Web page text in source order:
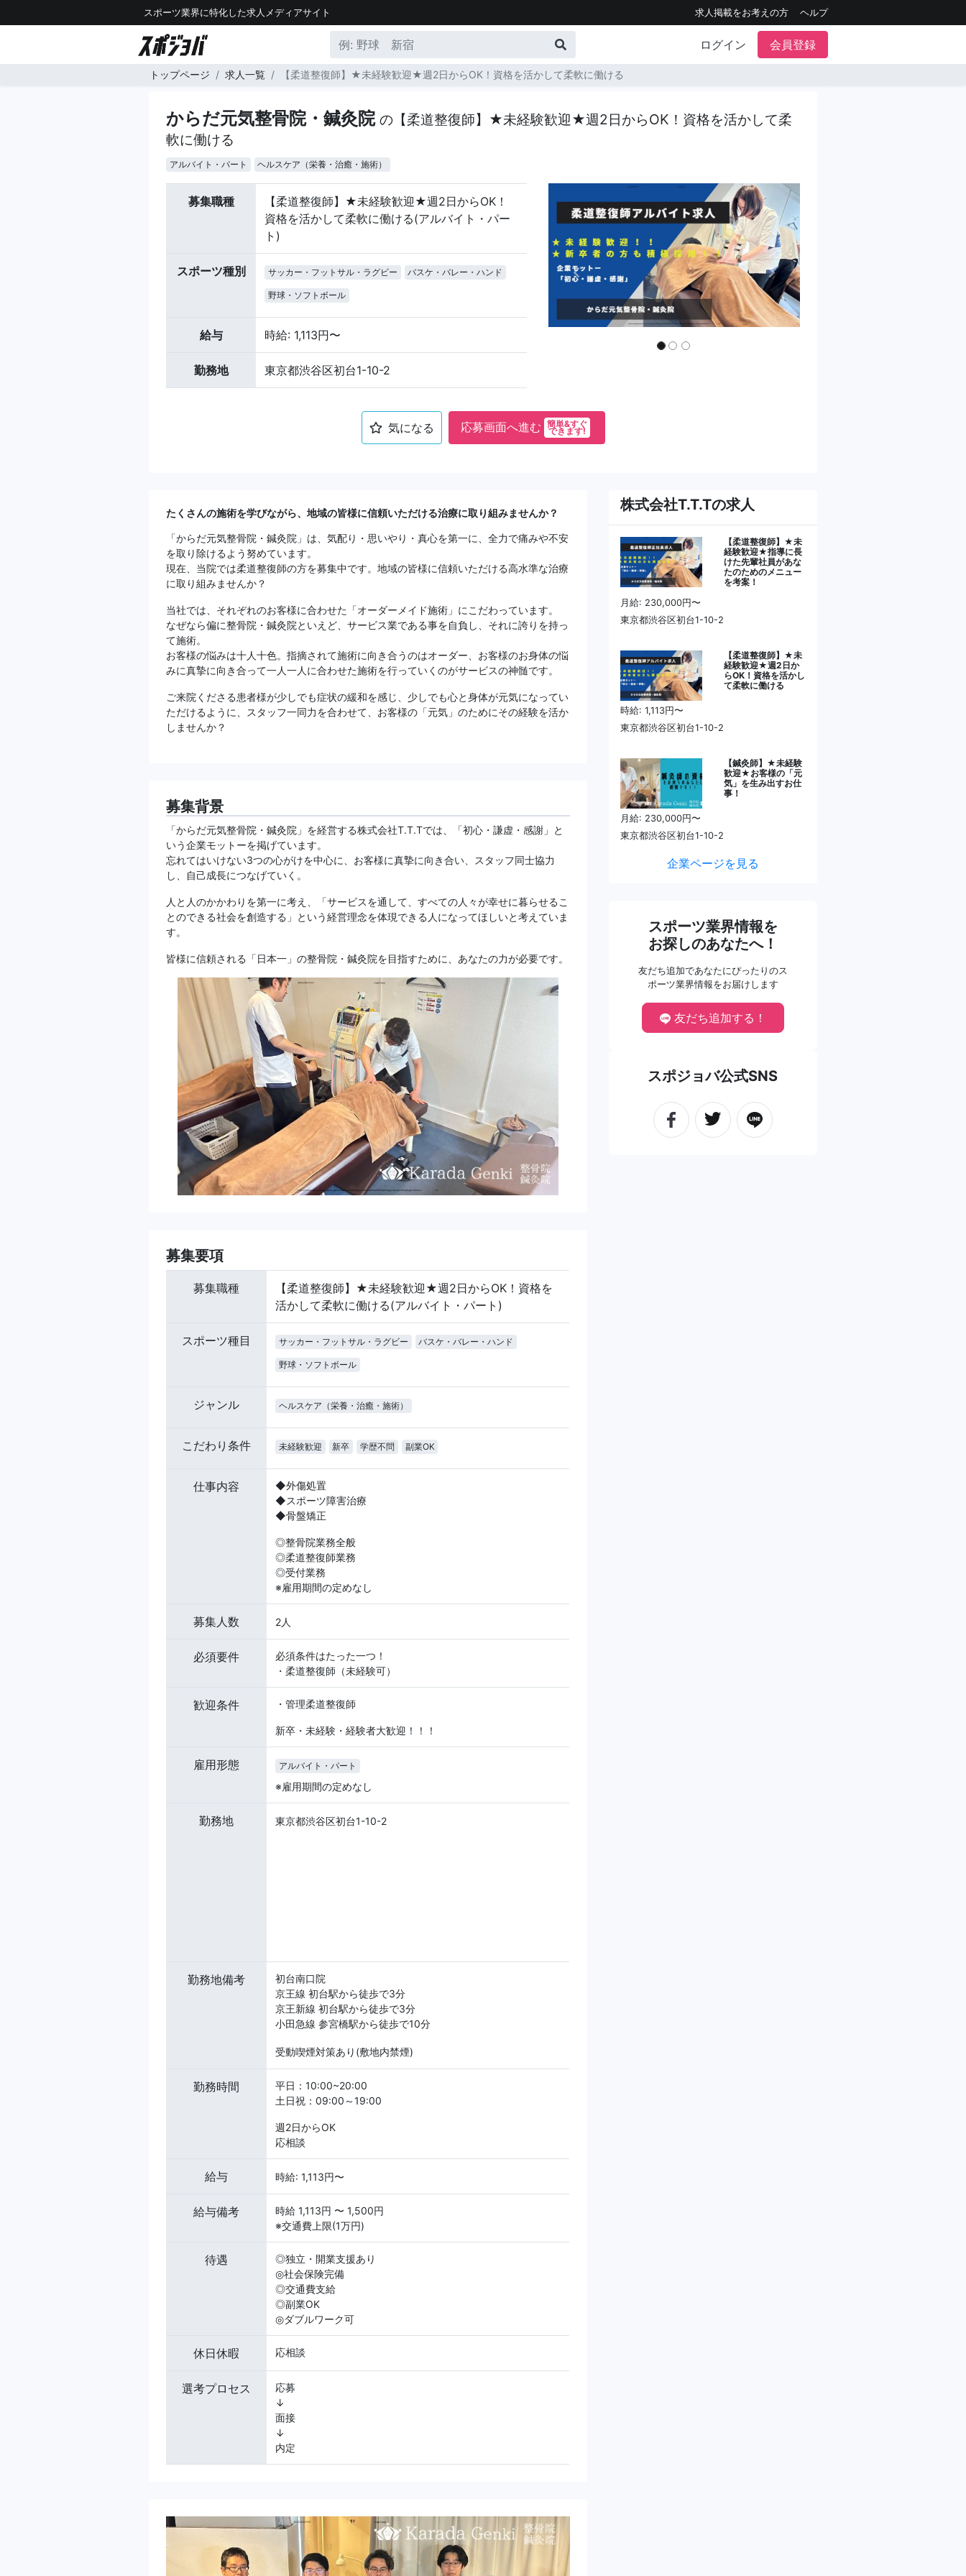
スポーツ業界に特化した求人メディアサイト 求人掲載をお考えの方 ヘルプ
ログイン 会員登録
トップページ 求人一覧 【柔道整復師】★未経験歓迎★週2日からOK！資格を活かして柔軟に働ける
からだ元気整骨院・鍼灸院 の【柔道整復師】★未経験歓迎★週2日からOK！資格を活かして柔
軟に働ける
アルバイト・パート ヘルスケア（栄養・治癒・施術）
募集職種
【柔道整復師】★未経験歓迎★週2日からOK！
資格を活かして柔軟に働ける(アルバイト・パー
ト)
スポーツ種別 サッカー・フットサル・ラグビー バスケ・バレー・ハンド
野球・ソフトボール
給与 時給: 1,113円〜
勤務地 東京都渋谷区初台1-10-2
気になる 応募画面へ進む 簡単&すぐ
できます!
たくさんの施術を学びながら、地域の皆様に信頼いただける治療に取り組みませんか？
「からだ元気整骨院・鍼灸院」は、気配り・思いやり・真心を第一に、全力で痛みや不安
を取り除けるよう努めています。
現在、当院では柔道整復師の方を募集中です。地域の皆様に信頼いただける高水準な治療
に取り組みませんか？
当社では、それぞれのお客様に合わせた「オーダーメイド施術」にこだわっています。
なぜなら偏に整骨院・鍼灸院といえど、サービス業である事を自負し、それに誇りを持っ
て施術。
お客様の悩みは十人十色。指摘されて施術に向き合うのはオーダー、お客様のお身体の悩
みに真摯に向き合って一人一人に合わせた施術を行っていくのがサービスの神髄です。
ご来院くださる患者様が少しでも症状の緩和を感じ、少しでも心と身体が元気になってい
ただけるように、スタッフ一同力を合わせて、お客様の「元気」のためにその経験を活か
しませんか？
募集背景
「からだ元気整骨院・鍼灸院」を経営する株式会社T.T.Tでは、「初心・謙虚・感謝」と
いう企業モットーを掲げています。
忘れてはいけない3つの心がけを中心に、お客様に真摯に向き合い、スタッフ同士協力
し、自己成長につなげていく。
人と人のかかわりを第一に考え、「サービスを通して、すべての人々が幸せに暮らせるこ
とのできる社会を創造する」という経営理念を体現できる人になってほしいと考えていま
す。
皆様に信頼される「日本一」の整骨院・鍼灸院を目指すために、あなたの力が必要です。
募集要項
募集職種
【柔道整復師】★未経験歓迎★週2日からOK！資格を
活かして柔軟に働ける(アルバイト・パート)
スポーツ種目 サッカー・フットサル・ラグビー バスケ・バレー・ハンド
野球・ソフトボール
ジャンル ヘルスケア（栄養・治癒・施術）
こだわり条件 未経験歓迎 新卒 学歴不問 副業OK
仕事内容
◆外傷処置
◆スポーツ障害治療
◆骨盤矯正
◎整骨院業務全般
◎柔道整復師業務
◎受付業務
※雇用期間の定めなし
募集人数 2人
必須要件
必須条件はたった一つ！
・柔道整復師（未経験可）
歓迎条件 ・管理柔道整復師
新卒・未経験・経験者大歓迎！！！
雇用形態 アルバイト・パート
※雇用期間の定めなし
勤務地 東京都渋谷区初台1-10-2
勤務地備考
初台南口院
京王線 初台駅から徒歩で3分
京王新線 初台駅から徒歩で3分
小田急線 参宮橋駅から徒歩で10分
受動喫煙対策あり(敷地内禁煙)
勤務時間
平日：10:00~20:00
土日祝：09:00～19:00
週2日からOK
応相談
給与 時給: 1,113円〜
給与備考
時給 1,113円 〜 1,500円
※交通費上限(1万円)
待遇
◎独立・開業支援あり
◎社会保険完備
◎交通費支給
◎副業OK
◎ダブルワーク可
休日休暇 応相談
選考プロセス
応募
↓
面接
↓
内定
株式会社T.T.Tの求人
【柔道整復師】★未
経験歓迎★指導に長
けた先輩社員があな
たのためのメニュー
を考案！
月給: 230,000円〜
東京都渋谷区初台1-10-2
【柔道整復師】★未
経験歓迎★週2日か
らOK！資格を活かし
て柔軟に働ける
時給: 1,113円〜
東京都渋谷区初台1-10-2
【鍼灸師】★未経験
歓迎★お客様の「元
気」を生み出すお仕
事！
月給: 230,000円〜
東京都渋谷区初台1-10-2
企業ページを見る
スポーツ業界情報を
お探しのあなたへ！
友だち追加であなたにぴったりのス
ポーツ業界情報をお届けします
友だち追加する！
スポジョバ公式SNS